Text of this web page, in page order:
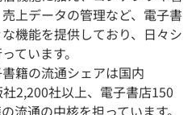
上データの管理など、電子書
機能を提供しており、日々シ
ています。
籍の流通シェアは国内
2,200社以上、電子書店150